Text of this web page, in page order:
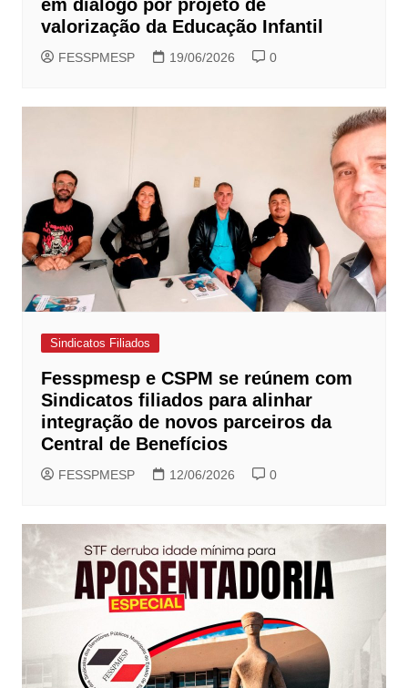
em diálogo por projeto de
valorização da Educação Infantil
FESSPMESP 19/06/2026 0
Sindicatos Filiados
Fesspmesp e CSPM se reúnem com
Sindicatos filiados para alinhar
integração de novos parceiros da
Central de Benefícios
FESSPMESP 12/06/2026 0